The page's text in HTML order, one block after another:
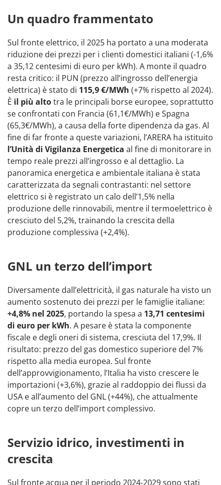
Un quadro frammentato
Sul fronte elettrico, il 2025 ha portato a una moderata
riduzione dei prezzi per i clienti domestici italiani (-1,6%
a 35,12 centesimi di euro per kWh). A monte il quadro
resta critico: il PUN (prezzo all’ingrosso dell’energia
elettrica) è stato di 115,9 €/MWh (+7% rispetto al 2024).
È il più altotra le principali borse europee, soprattutto
se confrontati con Francia (61,1€/MWh) e Spagna
(65,3€/MWh), a causa della forte dipendenza da gas. Al
fine di far fronte a queste variazioni, l’ARERA ha istituito
l’Unità di Vigilanza Energetica al fine di monitorare in
tempo reale prezzi all’ingrosso e al dettaglio. La
panoramica energetica e ambientale italiana è stata
caratterizzata da segnali contrastanti: nel settore
elettrico si è registrato un calo dell’1,5% nella
produzione delle rinnovabili, mentre il termoelettrico è
cresciuto del 5,2%, trainando la crescita della
produzione complessiva (+2,4%).
GNL un terzo dell’import
Diversamente dall’elettricità, il gas naturale ha visto un
aumento sostenuto dei prezzi per le famiglie italiane:
+4,8% nel 2025, portando la spesa a 13,71 centesimi
di euro per kWh. A pesare è stata la componente
fiscale e degli oneri di sistema, cresciuta del 17,9%. Il
risultato: prezzo del gas domestico superiore del 7%
rispetto alla media europea. Sul fronte
dell’approvvigionamento, l’Italia ha visto crescere le
importazioni (+3,6%), grazie al raddoppio dei flussi da
USA e all’aumento del GNL (+44%), che attualmente
copre un terzo dell’import complessivo.
Servizio idrico, investimenti in
crescita
Sul fronte acqua per il periodo 2024-2029 sono stati